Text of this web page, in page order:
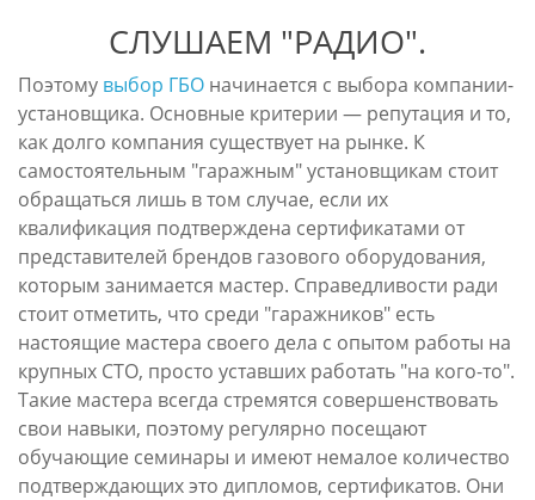
СЛУШАЕМ "РАДИО".
Поэтому выбор ГБО начинается с выбора компании-
установщика. Основные критерии — репутация и то,
как долго компания существует на рынке. К
самостоятельным "гаражным" установщикам стоит
обращаться лишь в том случае, если их
квалификация подтверждена сертификатами от
представителей брендов газового оборудования,
которым занимается мастер. Справедливости ради
стоит отметить, что среди "гаражников" есть
настоящие мастера своего дела с опытом работы на
крупных СТО, просто уставших работать "на кого-то".
Такие мастера всегда стремятся совершенствовать
свои навыки, поэтому регулярно посещают
обучающие семинары и имеют немалое количество
подтверждающих это дипломов, сертификатов. Они